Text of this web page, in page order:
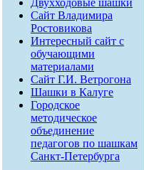
Двухходовые шашки
Сайт Владимира
Ростовикова
Интересный сайт с
обучающими
материалами
Сайт Г.И. Ветрогона
Шашки в Калуге
Городское
методическое
объединение
педагогов по шашкам
Санкт-Петербурга